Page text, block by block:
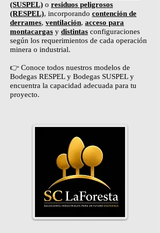
(SUSPEL) o residuos peligrosos
(RESPEL), incorporando contención de
derrames, ventilación, acceso para
montacargas y distintas configuraciones
según los requerimientos de cada operación
minera o industrial.
👉 Conoce todos nuestros modelos de
Bodegas RESPEL y Bodegas SUSPEL y
encuentra la capacidad adecuada para tu
proyecto.